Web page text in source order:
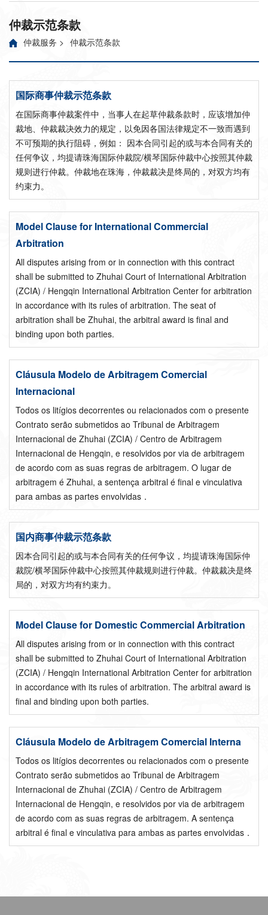
仲裁示范条款
仲裁服务 > 仲裁示范条款
国际商事仲裁示范条款
在国际商事仲裁案件中，当事人在起草仲裁条款时，应该增加仲
裁地、仲裁裁决效力的规定，以免因各国法律规定不一致而遇到
不可预期的执行阻碍，例如： 因本合同引起的或与本合同有关的
任何争议，均提请珠海国际仲裁院/横琴国际仲裁中心按照其仲裁
规则进行仲裁。仲裁地在珠海，仲裁裁决是终局的，对双方均有
约束力。
Model Clause for International Commercial
Arbitration
All disputes arising from or in connection with this contract
shall be submitted to Zhuhai Court of International Arbitration
(ZCIA) / Hengqin International Arbitration Center for arbitration
in accordance with its rules of arbitration. The seat of
arbitration shall be Zhuhai, the arbitral award is final and
binding upon both parties.
Cláusula Modelo de Arbitragem Comercial
Internacional
Todos os litígios decorrentes ou relacionados com o presente
Contrato serão submetidos ao Tribunal de Arbitragem
Internacional de Zhuhai (ZCIA) / Centro de Arbitragem
Internacional de Hengqin, e resolvidos por via de arbitragem
de acordo com as suas regras de arbitragem. O lugar de
arbitragem é Zhuhai, a sentença arbitral é final e vinculativa
para ambas as partes envolvidas．
国内商事仲裁示范条款
因本合同引起的或与本合同有关的任何争议，均提请珠海国际仲
裁院/横琴国际仲裁中心按照其仲裁规则进行仲裁。仲裁裁决是终
局的，对双方均有约束力。
Model Clause for Domestic Commercial Arbitration
All disputes arising from or in connection with this contract
shall be submitted to Zhuhai Court of International Arbitration
(ZCIA) / Hengqin International Arbitration Center for arbitration
in accordance with its rules of arbitration. The arbitral award is
final and binding upon both parties.
Cláusula Modelo de Arbitragem Comercial Interna
Todos os litígios decorrentes ou relacionados com o presente
Contrato serão submetidos ao Tribunal de Arbitragem
Internacional de Zhuhai (ZCIA) / Centro de Arbitragem
Internacional de Hengqin, e resolvidos por via de arbitragem
de acordo com as suas regras de arbitragem. A sentença
arbitral é final e vinculativa para ambas as partes envolvidas．